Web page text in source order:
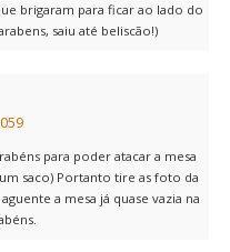
brigaram para ficar ao lado do
saiu até beliscão!)
para poder atacar a mesa
saco) Portanto tire as foto da
a mesa já quase vazia na